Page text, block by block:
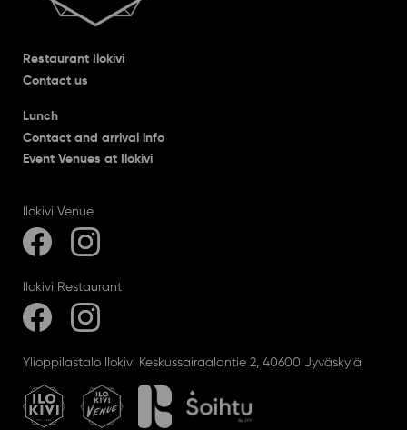
Restaurant Ilokivi
Contact us
Lunch
Contact and arrival info
Event Venues at Ilokivi
Ilokivi Venue
Ilokivi Restaurant
Ylioppilastalo Ilokivi Keskussairaalantie 2, 40600 Jyväskylä